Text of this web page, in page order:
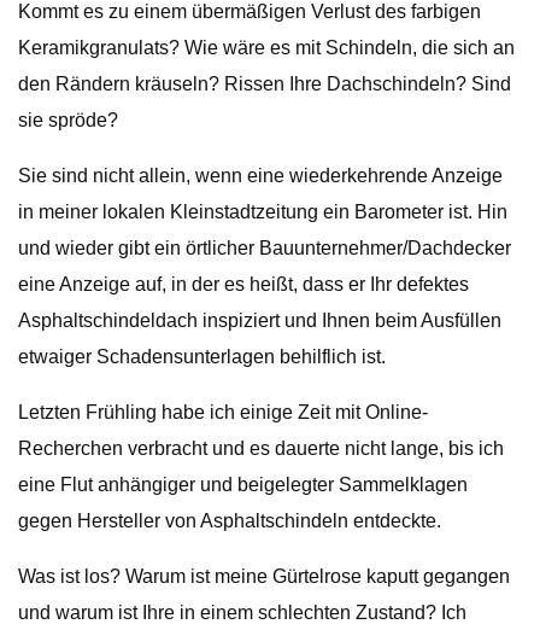
Kommt es zu einem übermäßigen Verlust des farbigen
Keramikgranulats? Wie wäre es mit Schindeln, die sich an
den Rändern kräuseln? Rissen Ihre Dachschindeln? Sind
sie spröde?
Sie sind nicht allein, wenn eine wiederkehrende Anzeige
in meiner lokalen Kleinstadtzeitung ein Barometer ist. Hin
und wieder gibt ein örtlicher Bauunternehmer/Dachdecker
eine Anzeige auf, in der es heißt, dass er Ihr defektes
Asphaltschindeldach inspiziert und Ihnen beim Ausfüllen
etwaiger Schadensunterlagen behilflich ist.
Letzten Frühling habe ich einige Zeit mit Online-
Recherchen verbracht und es dauerte nicht lange, bis ich
eine Flut anhängiger und beigelegter Sammelklagen
gegen Hersteller von Asphaltschindeln entdeckte.
Was ist los? Warum ist meine Gürtelrose kaputt gegangen
und warum ist Ihre in einem schlechten Zustand? Ich